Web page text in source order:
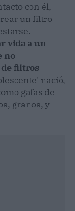
con él,
un filtro
vida a un
no
filtros
nació,
gafas de
granos, y